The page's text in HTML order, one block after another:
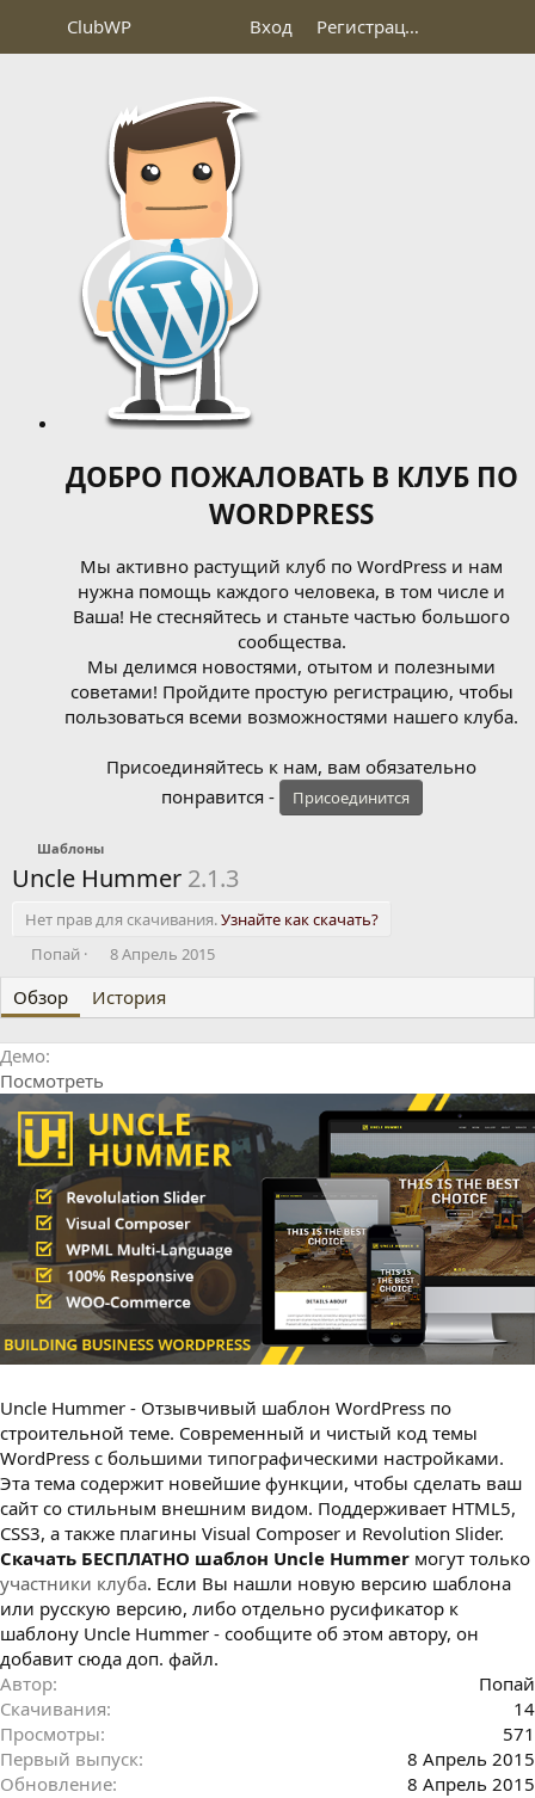
ClubWP Вход Регистрация
ДОБРО ПОЖАЛОВАТЬ В КЛУБ ПО
WORDPRESS
Мы активно растущий клуб по WordPress и нам
нужна помощь каждого человека, в том числе и
Ваша! Не стесняйтесь и станьте частью большого
сообщества.
Мы делимся новостями, отытом и полезными
советами! Пройдите простую регистрацию, чтобы
пользоваться всеми возможностями нашего клуба.
Присоединяйтесь к нам, вам обязательно
понравится -
Присоединится
Шаблоны
Uncle Hummer 2.1.3
Нет прав для скачивания.Узнайте как скачать?
А
т
о
р
Попай
Д
т
а
с
а
н
и
я
8 Апрель 2015
Обзор История
Демо
Посмотреть
Uncle Hummer - Отзывчивый шаблон WordPress по
строительной теме. Современный и чистый код темы
WordPress с большими типографическими настройками.
Эта тема содержит новейшие функции, чтобы сделать ваш
сайт со стильным внешним видом. Поддерживает HTML5,
CSS3, а также плагины Visual Composer и Revolution Slider.
Cкачать БЕСПЛАТНО шаблон Uncle Hummer могут только
участники клуба. Если Вы нашли новую версию шаблона
или русскую версию, либо отдельно русификатор к
шаблону Uncle Hummer - сообщите об этом автору, он
добавит сюда доп. файл.
Автор
Попай
Скачивания
14
Просмотры
571
Первый выпуск
8 Апрель 2015
Обновление
8 Апрель 2015